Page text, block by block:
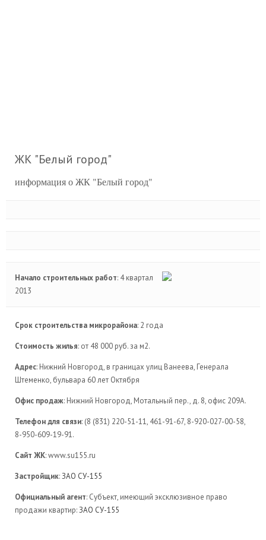
ЖК "Белый город"
информация о ЖК "Белый город"
Начало строительных работ: 4 квартал
2013
Срок строительства микрорайона: 2 года
Стоимость жилья: от 48 000 руб. за м2.
Адрес: Нижний Новгород, в границах улиц Ванеева, Генерала
Штеменко, бульвара 60 лет Октября
Офис продаж: Нижний Новгород, Мотальный пер., д. 8, офис 209А.
Телефон для связи: (8 (831) 220-51-11, 461-91-67, 8-920-027-00-58,
8-950-609-19-91.
Сайт ЖК: www.su155.ru
Застройщик:ЗАО СУ-155
Официальный агент: Субъект, имеющий эксклюзивное право
продажи квартир:ЗАО СУ-155